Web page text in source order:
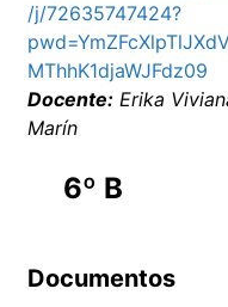
/j/72635747424?
MThhK1djaWJFdz09
Docente: Erika
Marín
6º B
Documentos